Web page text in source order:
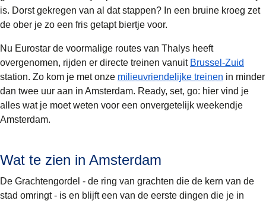
is. Dorst gekregen van al dat stappen? In een bruine kroeg zet
de ober je zo een fris getapt biertje voor.
Nu Eurostar de voormalige routes van Thalys heeft
overgenomen, rijden er directe treinen vanuit Brussel-Zuid
station. Zo kom je met onze milieuvriendelijke treinen in minder
dan twee uur aan in Amsterdam. Ready, set, go: hier vind je
alles wat je moet weten voor een onvergetelijk weekendje
Amsterdam.
Wat te zien in Amsterdam
De Grachtengordel - de ring van grachten die de kern van de
stad omringt - is en blijft een van de eerste dingen die je in